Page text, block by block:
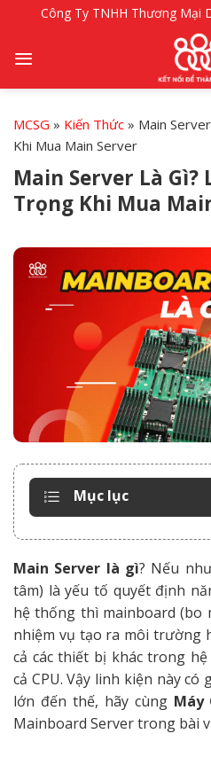
nội
Công Ty TNHH Thương Mại
MCSG » Kiến Thức » Main
Khi Mua Main Server
Main Server Là Gì?
Trọng Khi Mua
Mục lục
Main Server là gì? Nếu
tâm) là yếu tố quyết định
hệ thống thì mainboard (bo
nhiệm vụ tạo ra môi trường
cả các thiết bị khác trong
cả CPU.Vậy linh kiện này có
lớn đến thế, hãy cùng Máy
Mainboard Server trong bài